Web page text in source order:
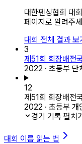
대한펜싱협회 대
페이지로 알려주
대회 전체 결과 보
3
제51회 회장배전
2022 · 초등부 단
12
제51회 회장배전
2022 · 초등부 개
경기 기록 펼치
대회 이름 읽는 법